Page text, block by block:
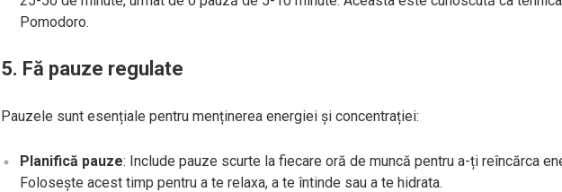
Pomodoro.
5. Fă pauze regulate
Pauzele sunt esențiale pentru menținerea energiei și concentrației:
Planifică pauze: Include pauze scurte la fiecare oră de muncă pentru a-ți reîncărca
Folosește acest timp pentru a te relaxa, a te întinde sau a te hidrata.